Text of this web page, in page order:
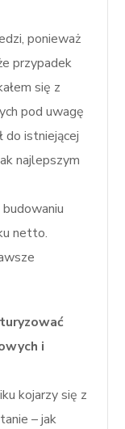
ponieważ
przypadek
się z
pod uwagę
do istniejącej
najlepszym
netto.
i
kojarzy się z
– jak